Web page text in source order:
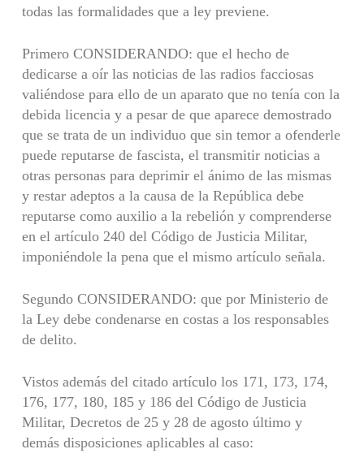
todas las formalidades que a ley previene.
Primero CONSIDERANDO: que el hecho de
dedicarse a oír las noticias de las radios facciosas
valiéndose para ello de un aparato que no tenía con la
debida licencia y a pesar de que aparece demostrado
que se trata de un individuo que sin temor a ofenderle
puede reputarse de fascista, el transmitir noticias a
otras personas para deprimir el ánimo de las mismas
y restar adeptos a la causa de la República debe
reputarse como auxilio a la rebelión y comprenderse
en el artículo 240 del Código de Justicia Militar,
imponiéndole la pena que el mismo artículo señala.
Segundo CONSIDERANDO: que por Ministerio de
la Ley debe condenarse en costas a los responsables
de delito.
Vistos además del citado artículo los 171, 173, 174,
176, 177, 180, 185 y 186 del Código de Justicia
Militar, Decretos de 25 y 28 de agosto último y
demás disposiciones aplicables al caso: